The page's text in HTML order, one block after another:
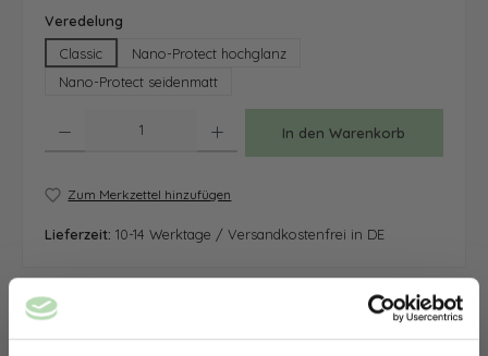
Veredelung
Classic
Nano-Protect hochglanz
Nano-Protect seidenmatt
In den Warenkorb
Zum Merkzettel hinzufügen
Lieferzeit: 10-14 Werktage / Versandkostenfrei in DE